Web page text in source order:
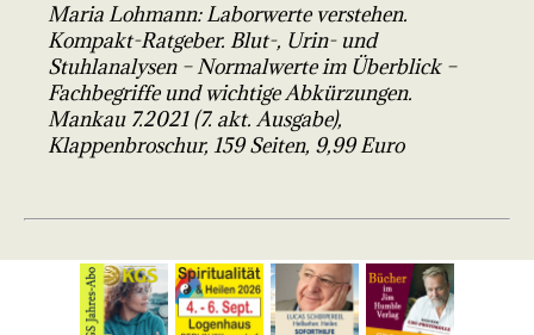
Maria Lohmann: Laborwerte verstehen.
Kompakt-Ratgeber. Blut-, Urin- und
Stuhlanalysen – Normalwerte im Überblick –
Fachbegriffe und wichtige Abkürzungen.
Mankau 7.2021 (7. akt. Ausgabe),
Klappenbroschur, 159 Seiten, 9,99 Euro